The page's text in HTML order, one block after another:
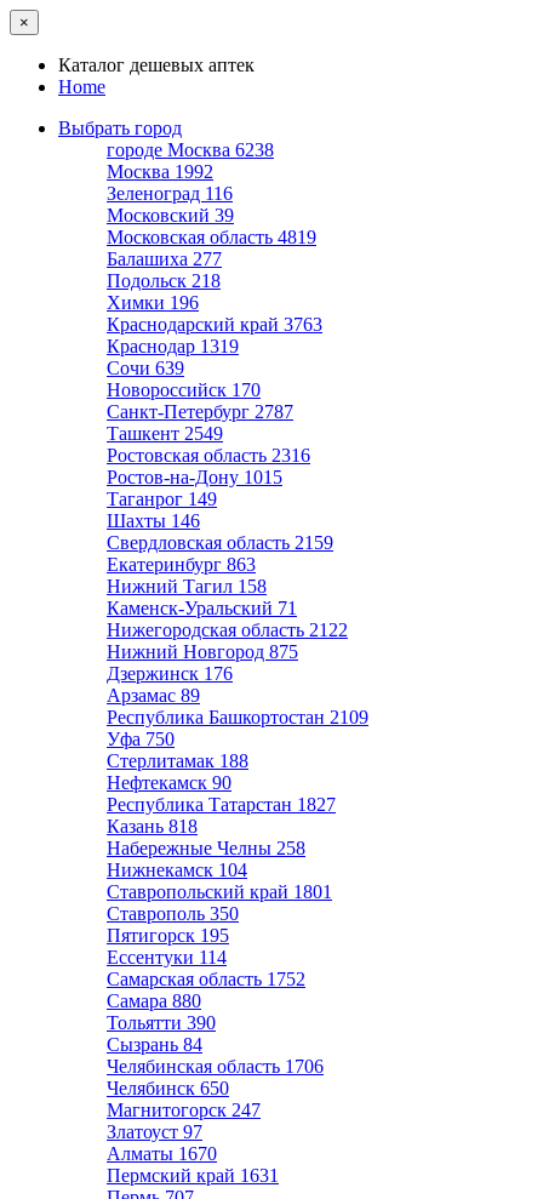
×
Каталог дешевых аптек
Home
Выбрать город
городе Москва 6238
Москва 1992
Зеленоград 116
Московский 39
Московская область 4819
Балашиха 277
Подольск 218
Химки 196
Краснодарский край 3763
Краснодар 1319
Сочи 639
Новороссийск 170
Санкт-Петербург 2787
Ташкент 2549
Ростовская область 2316
Ростов-на-Дону 1015
Таганрог 149
Шахты 146
Свердловская область 2159
Екатеринбург 863
Нижний Тагил 158
Каменск-Уральский 71
Нижегородская область 2122
Нижний Новгород 875
Дзержинск 176
Арзамас 89
Республика Башкортостан 2109
Уфа 750
Стерлитамак 188
Нефтекамск 90
Республика Татарстан 1827
Казань 818
Набережные Челны 258
Нижнекамск 104
Ставропольский край 1801
Ставрополь 350
Пятигорск 195
Ессентуки 114
Самарская область 1752
Самара 880
Тольятти 390
Сызрань 84
Челябинская область 1706
Челябинск 650
Магнитогорск 247
Златоуст 97
Алматы 1670
Пермский край 1631